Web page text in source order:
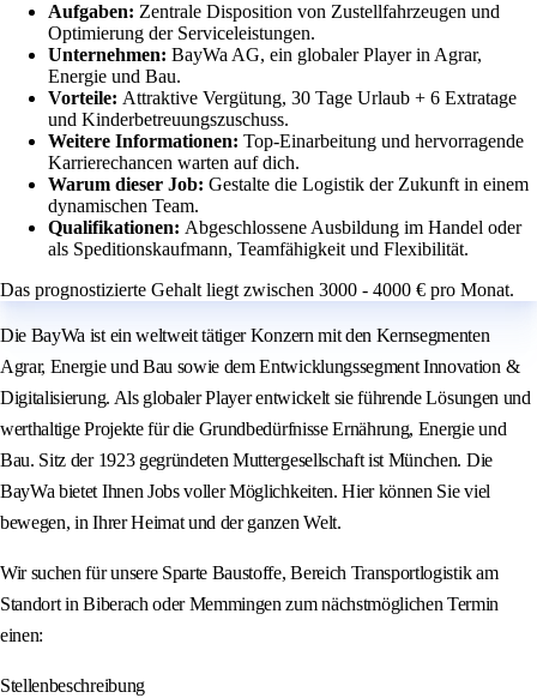
Aufgaben: Zentrale Disposition von Zustellfahrzeugen und
Optimierung der Serviceleistungen.
Unternehmen: BayWa AG, ein globaler Player in Agrar,
Energie und Bau.
Vorteile: Attraktive Vergütung, 30 Tage Urlaub + 6 Extratage
und Kinderbetreuungszuschuss.
Weitere Informationen: Top-Einarbeitung und hervorragende
Karrierechancen warten auf dich.
Warum dieser Job: Gestalte die Logistik der Zukunft in einem
dynamischen Team.
Qualifikationen: Abgeschlossene Ausbildung im Handel oder
als Speditionskaufmann, Teamfähigkeit und Flexibilität.
Das prognostizierte Gehalt liegt zwischen 3000 - 4000 € pro Monat.
Die BayWa ist ein weltweit tätiger Konzern mit den Kernsegmenten
Agrar, Energie und Bau sowie dem Entwicklungssegment Innovation &
Digitalisierung. Als globaler Player entwickelt sie führende Lösungen und
werthaltige Projekte für die Grundbedürfnisse Ernährung, Energie und
Bau. Sitz der 1923 gegründeten Muttergesellschaft ist München. Die
BayWa bietet Ihnen Jobs voller Möglichkeiten. Hier können Sie viel
bewegen, in Ihrer Heimat und der ganzen Welt.
Wir suchen für unsere Sparte Baustoffe, Bereich Transportlogistik am
Standort in Biberach oder Memmingen zum nächstmöglichen Termin
einen:
Stellenbeschreibung